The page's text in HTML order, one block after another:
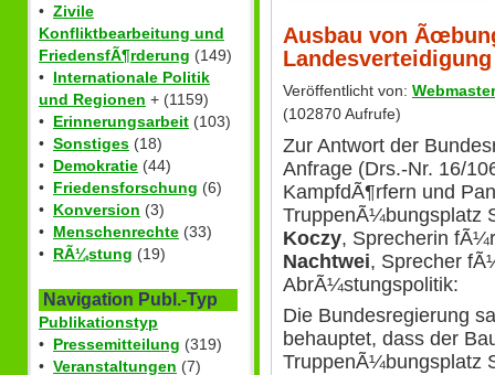
• Zivile
Konfliktbearbeitung und
FriedensfÃ¶rderung (149)
• Internationale Politik
und Regionen + (1159)
• Erinnerungsarbeit (103)
• Sonstiges (18)
• Demokratie (44)
• Friedensforschung (6)
• Konversion (3)
• Menschenrechte (33)
• RÃ¼stung (19)
Navigation Publ.-Typ
Publikationstyp
• Pressemitteilung (319)
• Veranstaltungen (7)
Ausbau von
Veröffentlicht von: Webmaster
(102870 Aufrufe)
Zur Antwort der
Anfrage (Drs.-Nr. 16/
KampfdÃ¶rfern und
TruppenÃ¼bungsplatz
Koczy, Sprecherin
Nachtwei, Sprecher
AbrÃ¼stungspolitik:
Die Bundesregierung
behauptet, dass der
TruppenÃ¼bungsplatz